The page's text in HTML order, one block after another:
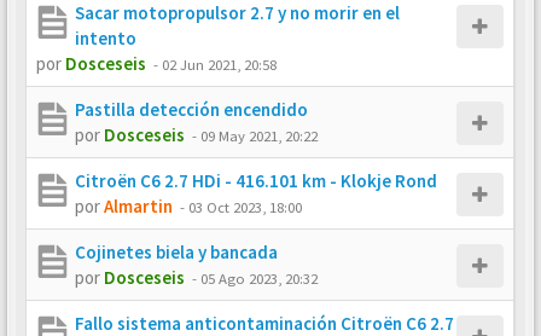
Sacar motopropulsor 2.7 y no morir en el
intento
por Dosceseis - 02 Jun 2021, 20:58
Pastilla detección encendido
por Dosceseis - 09 May 2021, 20:22
Citroën C6 2.7 HDi - 416.101 km - Klokje Rond
porAlmartin - 03 Oct 2023, 18:00
Cojinetes biela y bancada
por Dosceseis - 05 Ago 2023, 20:32
Fallo sistema anticontaminación Citroën C6 2.7